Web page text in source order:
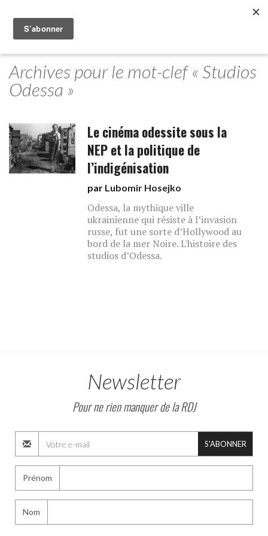
Archives pour le mot-clef « Studios
Odessa »
Le cinéma odessite sous la
NEP et la politique de
l’indigénisation
par Lubomir Hosejko
Odessa, la mythique ville
ukrainienne qui résiste à l’invasion
russe, fut une sorte d’Hollywood au
bord de la mer Noire. L'histoire des
studios d’Odessa.
Newsletter
Pour ne rien manquer de la RDJ
S'ABONNER
Prénom
Nom